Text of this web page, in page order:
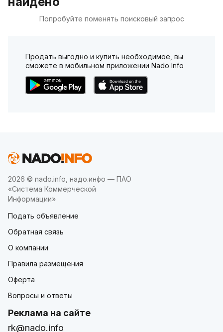
Попробуйте поменять поисковый запрос
Продать выгодно и купить необходимое, вы
сможете в мобильном приложении Nado Info
2026 © nado.info, надо.инфо — ПАО
«Система Коммерческой
Информации»
Подать объявление
Обратная связь
О компании
Правила размещения
Оферта
Вопросы и ответы
Реклама на сайте
rk@nado.info